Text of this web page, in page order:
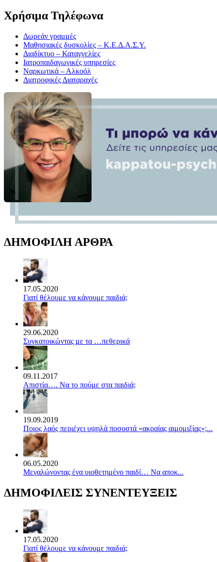
Χρήσιμα Τηλέφωνα
Δωρεάν γραμμές
Μαθησιακές δυσκολίες – Κ.Ε.Δ.Α.Σ.Υ.
Διαδίκτυο – Καταγγελίες
Ιατροπαιδαγωγικές υπηρεσίες
Ναρκωτικά – Αλκοόλ
Διατροφικές Διαταραχές
ΔΗΜΟΦΙΛΗ ΑΡΘΡΑ
17.05.2020
Γιατί θέλουμε να κάνουμε παιδιά;
29.06.2020
Συγκατοικώντας με τα …πεθερικά
09.11.2017
Απιστία…. Να το πούμε στα παιδιά;
19.09.2019
Ποιος λαός περιέχει υψηλά ποσοστά «ακραίας αιμομιξίας»;...
06.05.2020
Mεγαλώνοντας ένα υιοθετημένο παιδί… Να αποκ...
ΔΗΜΟΦΙΛΕΙΣ ΣΥΝΕΝΤΕΥΞΕΙΣ
17.05.2020
Γιατί θέλουμε να κάνουμε παιδιά;